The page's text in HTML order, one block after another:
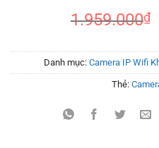
1.959.000₫
Danh mục: Camera IP Wifi
Thẻ: